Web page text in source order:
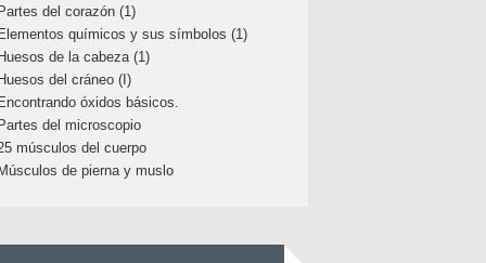
del corazón (1)
químicos y sus símbolos (1)
de la cabeza (1)
del cráneo (I)
óxidos básicos.
del microscopio
músculos del cuerpo
de pierna y muslo